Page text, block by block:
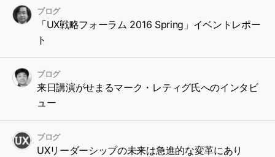
ブログ
「UX戦略フォーラム 2016 Spring」イベントレポー
ト
ブログ
来日講演がせまるマーク・レティグ氏へのインタビ
ュー
ブログ
UXリーダーシップの未来は急進的な変革にあり